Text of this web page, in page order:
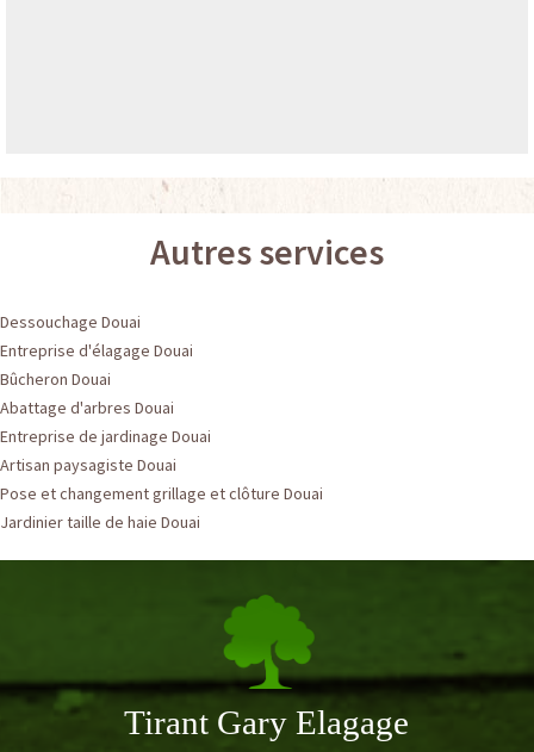
Autres services
Dessouchage Douai
Entreprise d'élagage Douai
Bûcheron Douai
Abattage d'arbres Douai
Entreprise de jardinage Douai
Artisan paysagiste Douai
Pose et changement grillage et clôture Douai
Jardinier taille de haie Douai
Tirant Gary Elagage